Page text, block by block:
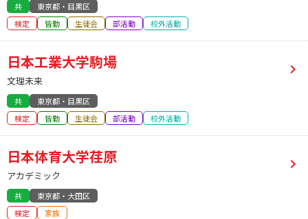
共
東京都・目黒区
検定
皆勤 生徒会 部活動 校外活動
日本工業大学駒場
文理未来
共
東京都・目黒区
検定
皆勤 生徒会 部活動 校外活動
日本体育大学荏原
アカデミック
共
東京都・大田区
検定
家族